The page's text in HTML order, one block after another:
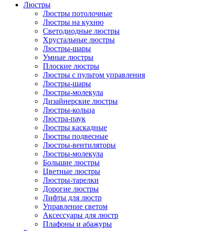
Люстры
Люстры потолочные
Люстры на кухню
Светодиодные люстры
Хрустальные люстры
Люстры-шары
Умные люстры
Плоские люстры
Люстры с пультом управления
Люстры-шары
Люстры-молекула
Дизайнерские люстры
Люстры-кольца
Люстра-паук
Люстры каскадные
Люстры подвесные
Люстры-вентиляторы
Люстры-молекула
Большие люстры
Цветные люстры
Люстры-тарелки
Дорогие люстры
Лифты для люстр
Управление светом
Аксессуары для люстр
Плафоны и абажуры